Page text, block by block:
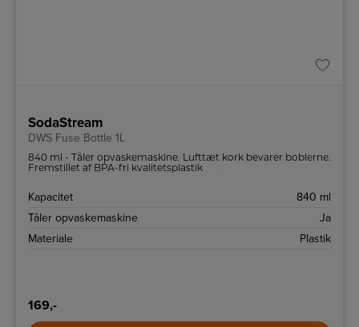
SodaStream
DWS Fuse Bottle 1L
840 ml - Tåler opvaskemaskine. Lufttæt kork bevarer boblerne.
Fremstillet af BPA-fri kvalitetsplastik
Kapacitet
840 ml
Tåler opvaskemaskine
Ja
Materiale
Plastik
169,-